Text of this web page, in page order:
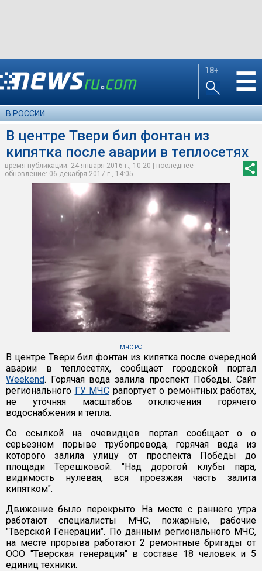
18+ ☰
В РОССИИ
В центре Твери бил фонтан из
кипятка после аварии в теплосетях
время публикации: 24 января 2016 г., 10:20 | последнее
обновление: 06 декабря 2017 г., 14:05
МЧС РФ
В центре Твери бил фонтан из кипятка после очередной
аварии в теплосетях, сообщает городской портал
Weekend. Горячая вода залила проспект Победы. Сайт
регионального ГУ МЧС рапортует о ремонтных работах,
не уточняя масштабов отключения горячего
водоснабжения и тепла.
Со ссылкой на очевидцев портал сообщает о о
серьезном порыве трубопровода, горячая вода из
которого залила улицу от проспекта Победы до
площади Терешковой: "Над дорогой клубы пара,
видимость нулевая, вся проезжая часть залита
кипятком".
Движение было перекрыто. На месте с раннего утра
работают специалисты МЧС, пожарные, рабочие
"Тверской Генерации". По данным регионального МЧС,
на месте прорыва работают 2 ремонтные бригады от
ООО "Тверская генерация" в составе 18 человек и 5
единиц техники.